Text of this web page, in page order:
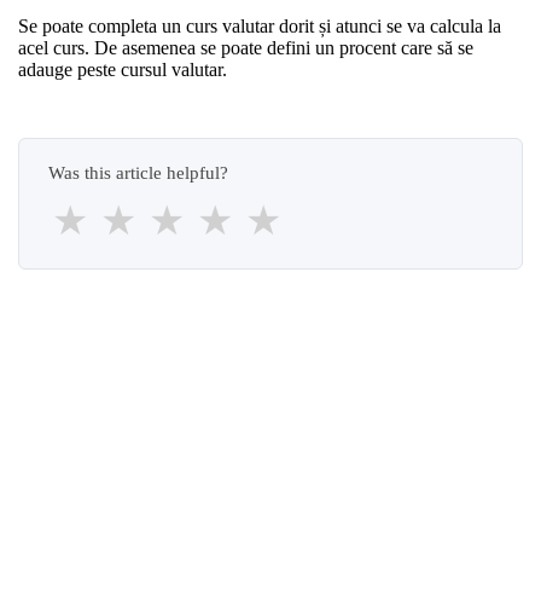
Se poate completa un curs valutar dorit și atunci se va calcula la
acel curs. De asemenea se poate defini un procent care să se
adauge peste cursul valutar.
Was this article helpful?
★ ★ ★ ★ ★